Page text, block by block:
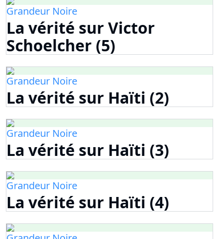
Grandeur Noire
La vérité sur Victor
Schoelcher (5)
Grandeur Noire
La vérité sur Haïti (2)
Grandeur Noire
La vérité sur Haïti (3)
Grandeur Noire
La vérité sur Haïti (4)